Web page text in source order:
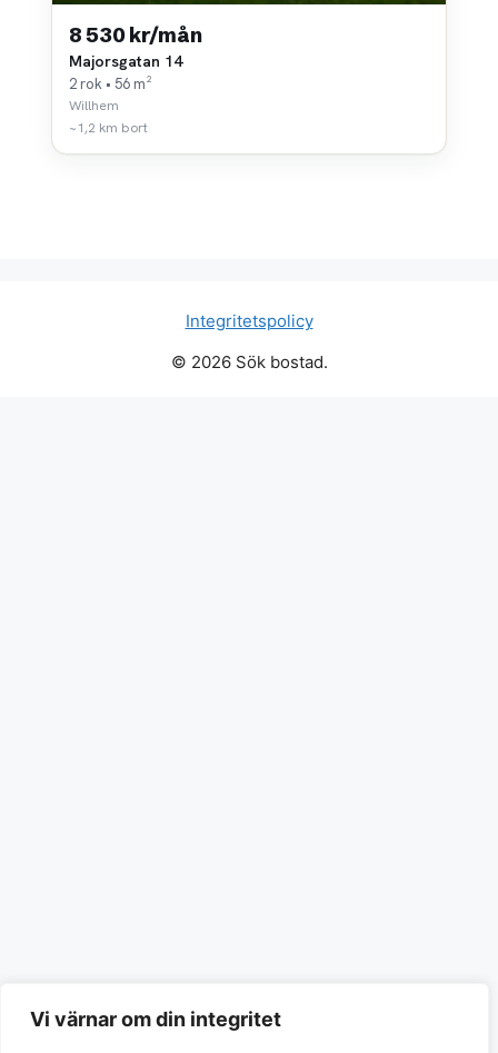
Vi värnar om din integritet
8 530 kr/mån
Majorsgatan 14
2 rok • 56 m²
Willhem
~1,2 km bort
Integritetspolicy
© 2026 Sök bostad.